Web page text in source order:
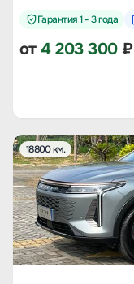
Гарантия 1 - 3 года
от4 203 300₽
18800 км.